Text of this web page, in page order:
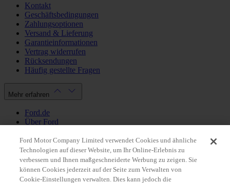
Kontakt
Geschäftsbedingungen
Zahlungsoptionen
Versand & Lieferung
Garantieinformationen
Vertrag widerrufen
Rücksendungen
Häufig gestellte Fragen
Mehr erfahren
Ford.de
Über Ford
Datenschutzbestimmungen
Impressum
Mein Konto
Ford Motor Company Limited verwendet Cookies und ähnliche
Technologien auf dieser Website, um Ihr Online-Erlebnis zu
verbessern und Ihnen maßgeschneiderte Werbung zu zeigen. Sie
können Cookies jederzeit auf der Seite zum Verwalten von
Cookie-Einstellungen verwalten. Dies kann jedoch die